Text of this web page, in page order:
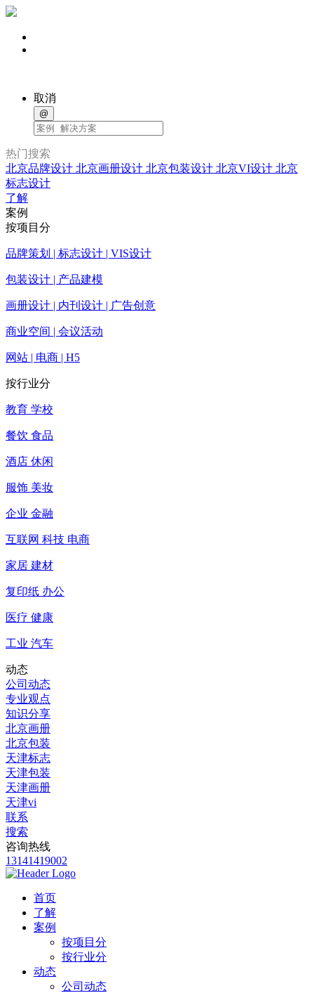
取消
@
热门搜索
北京品牌设计 北京画册设计 北京包装设计 北京VI设计 北京
标志设计
了解
案例
按项目分
品牌策划 | 标志设计 | VIS设计
包装设计 | 产品建模
画册设计 | 内刊设计 | 广告创意
商业空间 | 会议活动
网站 | 电商 | H5
按行业分
教育 学校
餐饮 食品
酒店 休闲
服饰 美妆
企业 金融
互联网 科技 电商
家居 建材
复印纸 办公
医疗 健康
工业 汽车
动态
公司动态
专业观点
知识分享
北京画册
北京包装
天津标志
天津包装
天津画册
天津vi
联系
搜索
咨询热线
13141419002
首页
了解
案例
按项目分
按行业分
动态
公司动态